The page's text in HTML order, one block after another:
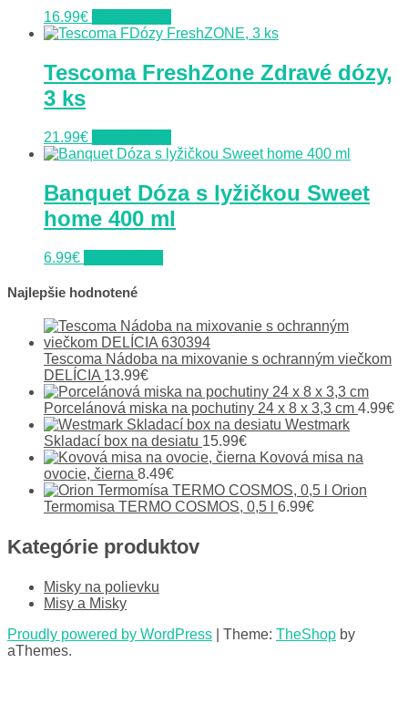
16.99€
Tescoma FreshZone Zdravé dózy,
3 ks
21.99€
Banquet Dóza s lyžičkou Sweet
home 400 ml
6.99€
Najlepšie hodnotené
Tescoma Nádoba na mixovanie s ochranným viečkom
DELÍCIA 13.99€
Porcelánová miska na pochutiny 24 x 8 x 3,3 cm 4.99€
Westmark
Skladací box na desiatu 15.99€
Kovová misa na
ovocie, čierna 8.49€
Orion
Termomisa TERMO COSMOS, 0,5 l
6.99€
Kategórie produktov
Misky na polievku
Misy a Misky
Proudly powered by WordPress
Theme: TheShop by
aThemes.